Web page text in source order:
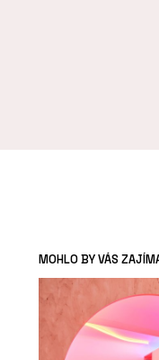
MOHLO BY VÁS